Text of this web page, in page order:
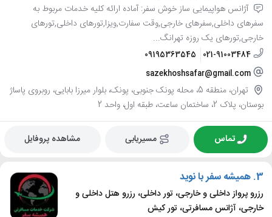
آژانس هواپیمایی ساز خوش سفر: آماده ارائه کلیه خدمات مربوط به
سفرهای داخلی,سفرهای خارجی,وقت سفارت,ویزا,تورهای داخلی,تورهای
خارجی,تورهای یک روزه تهرانگ...
021-91003484
09195363545
sazekhoshsafar@gmail.com
تهران، منطقه 5، محله پونک جنوبی، پونک، بلوار میرزا بابایی، روبروی پاساژ
بوستان، پلاک 2، ساختمان ساعت، طبقه اول، واحد 2
تماس مسیریابی مشاهده پروفایل
3. همیشه سفر با نوید
رزرو پرواز داخلی و خارجی، تور داخلی، رزرو هتل داخلی و
خارجی، آژانس مسافرتی، تور کیش